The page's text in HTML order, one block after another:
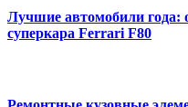
Лучшие автомобили года:
суперкара Ferrari F80